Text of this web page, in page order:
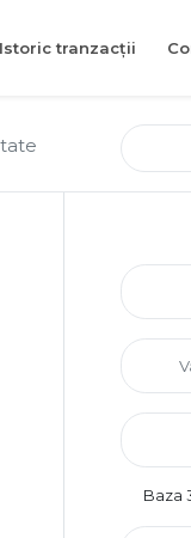
Istoric tranzacții
Baza